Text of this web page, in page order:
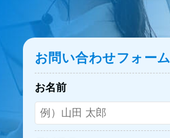
お問い合わせフォーム
お名前